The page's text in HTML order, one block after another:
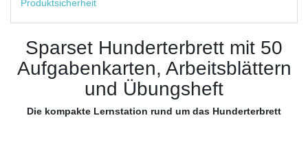
Produktsicherheit
Sparset Hunderterbrett mit 50
Aufgabenkarten, Arbeitsblättern
und Übungsheft
Die kompakte Lernstation rund um das Hunderterbrett